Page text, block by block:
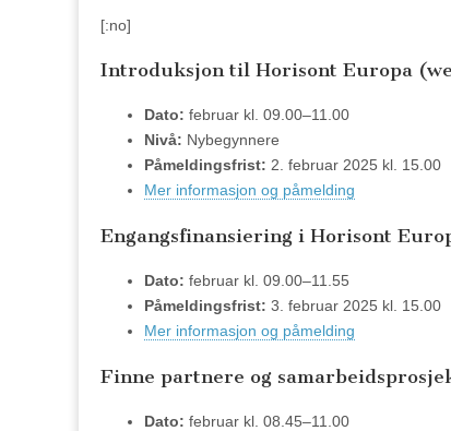
[:no]
Introduksjon til Horisont Europa
Dato: februar kl. 09.00–11.00
Nivå: Nybegynnere
Påmeldingsfrist: 2. februar 2025 kl. 15.00
Mer informasjon og påmelding
Engangsfinansiering i Horisont
Dato: februar kl. 09.00–11.55
Påmeldingsfrist: 3. februar 2025 kl. 15.00
Mer informasjon og påmelding
Finne partnere og
Dato: februar kl. 08.45–11.00